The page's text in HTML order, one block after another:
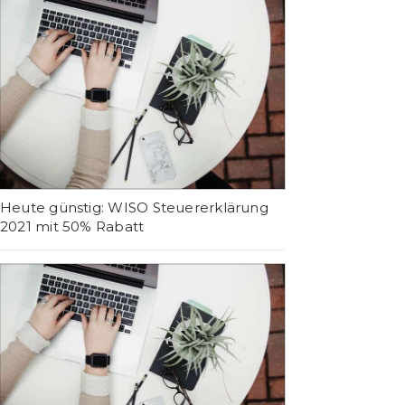
Heute günstig: WISO Steuererklärung
2021 mit 50% Rabatt